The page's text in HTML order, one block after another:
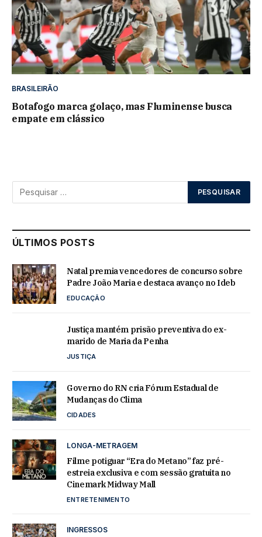
BRASILEIRÃO
Botafogo marca golaço, mas Fluminense busca
empate em clássico
ÚLTIMOS POSTS
Natal premia vencedores de concurso sobre
Padre João Maria e destaca avanço no Ideb
EDUCAÇÃO
Justiça mantém prisão preventiva do ex-
marido de Maria da Penha
JUSTIÇA
Governo do RN cria Fórum Estadual de
Mudanças do Clima
CIDADES
LONGA-METRAGEM
Filme potiguar “Era do Metano” faz pré-
estreia exclusiva e com sessão gratuita no
Cinemark Midway Mall
ENTRETENIMENTO
INGRESSOS